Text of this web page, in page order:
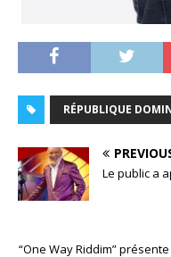
RÉPUBLIQUE
Le public a
“One Way Riddim”